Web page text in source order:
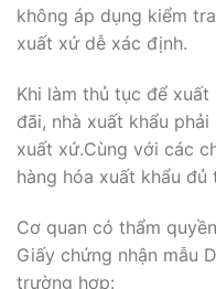
không áp dụng kiểm
xuất xứ dễ xác định.
Khi làm thủ tục để
đãi, nhà xuất khẩu
xuất xứ.Cùng với các
hàng hóa xuất khẩu đủ
Cơ quan có thẩm
Giấy chứng nhận mẫu
trường hợp: